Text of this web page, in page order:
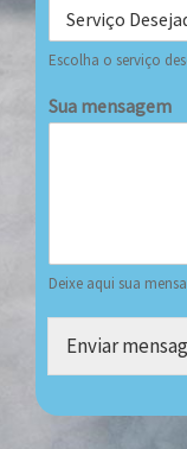
Escolha o serviço
Sua mensagem
Deixe aqui sua
Enviar